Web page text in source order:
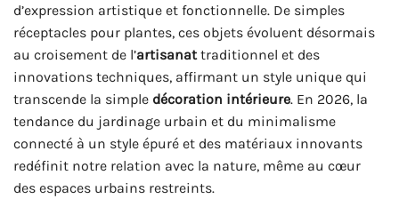
d’expression artistique et fonctionnelle. De simples
réceptacles pour plantes, ces objets évoluent désormais
au croisement de l’artisanat traditionnel et des
innovations techniques, affirmant un style unique qui
transcende la simple décoration intérieure. En 2026, la
tendance du jardinage urbain et du minimalisme
connecté à un style épuré et des matériaux innovants
redéfinit notre relation avec la nature, même au cœur
des espaces urbains restreints.